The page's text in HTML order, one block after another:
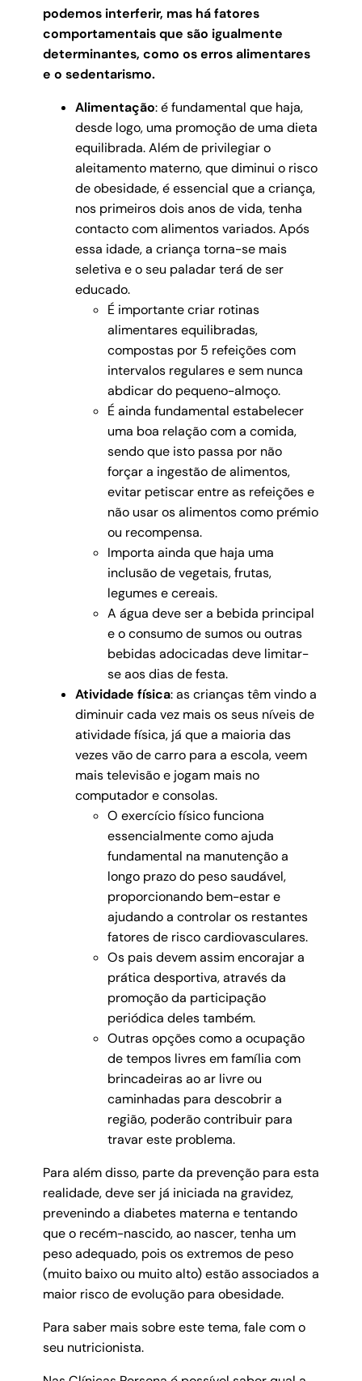
podemos interferir, mas há fatores
comportamentais que são igualmente
determinantes, como os erros alimentares
e o sedentarismo.
Alimentação: é fundamental que haja,
desde logo, uma promoção de uma dieta
equilibrada. Além de privilegiar o
aleitamento materno, que diminui o risco
de obesidade, é essencial que a criança,
nos primeiros dois anos de vida, tenha
contacto com alimentos variados. Após
essa idade, a criança torna-se mais
seletiva e o seu paladar terá de ser
educado.
É importante criar rotinas
alimentares equilibradas,
compostas por 5 refeições com
intervalos regulares e sem nunca
abdicar do pequeno-almoço.
É ainda fundamental estabelecer
uma boa relação com a comida,
sendo que isto passa por não
forçar a ingestão de alimentos,
evitar petiscar entre as refeições e
não usar os alimentos como prémio
ou recompensa.
Importa ainda que haja uma
inclusão de vegetais, frutas,
legumes e cereais.
A água deve ser a bebida principal
e o consumo de sumos ou outras
bebidas adocicadas deve limitar-
se aos dias de festa.
Atividade física: as crianças têm vindo a
diminuir cada vez mais os seus níveis de
atividade física, já que a maioria das
vezes vão de carro para a escola, veem
mais televisão e jogam mais no
computador e consolas.
O exercício físico funciona
essencialmente como ajuda
fundamental na manutenção a
longo prazo do peso saudável,
proporcionando bem-estar e
ajudando a controlar os restantes
fatores de risco cardiovasculares.
Os pais devem assim encorajar a
prática desportiva, através da
promoção da participação
periódica deles também.
Outras opções como a ocupação
de tempos livres em família com
brincadeiras ao ar livre ou
caminhadas para descobrir a
região, poderão contribuir para
travar este problema.
Para além disso, parte da prevenção para esta
realidade, deve ser já iniciada na gravidez,
prevenindo a diabetes materna e tentando
que o recém-nascido, ao nascer, tenha um
peso adequado, pois os extremos de peso
(muito baixo ou muito alto) estão associados a
maior risco de evolução para obesidade.
Para saber mais sobre este tema, fale com o
seu nutricionista.